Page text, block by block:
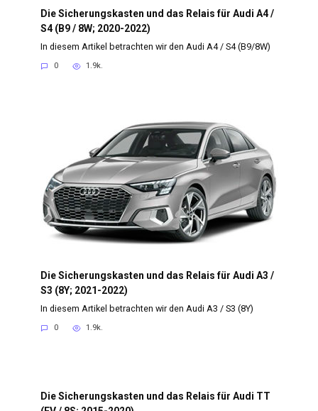
Die Sicherungskasten und das Relais für Audi A4 /
S4 (B9 / 8W; 2020-2022)
In diesem Artikel betrachten wir den Audi A4 / S4 (B9/8W)
0 1.9k.
Die Sicherungskasten und das Relais für Audi A3 /
S3 (8Y; 2021-2022)
In diesem Artikel betrachten wir den Audi A3 / S3 (8Y)
0 1.9k.
Die Sicherungskasten und das Relais für Audi TT